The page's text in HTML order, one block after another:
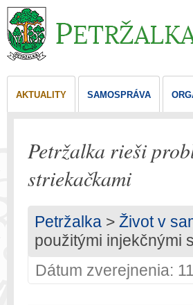
AKTUALITY SAMOSPRÁVA
Petržalka rieši
striekačkami
Petržalka > Život v
použitými injekčnými
Dátum zverejnenia: